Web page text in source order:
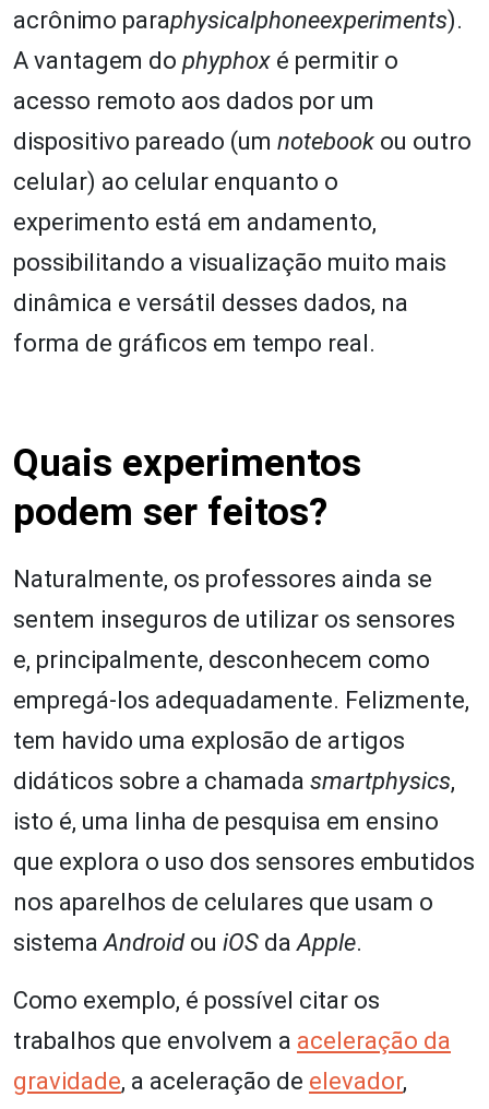
acrônimo paraphysicalphoneexperiments).
A vantagem do phyphox é permitir o
acesso remoto aos dados por um
dispositivo pareado (um notebook ou outro
celular) ao celular enquanto o
experimento está em andamento,
possibilitando a visualização muito mais
dinâmica e versátil desses dados, na
forma de gráficos em tempo real.
Quais experimentos
podem ser feitos?
Naturalmente, os professores ainda se
sentem inseguros de utilizar os sensores
e, principalmente, desconhecem como
empregá-los adequadamente. Felizmente,
tem havido uma explosão de artigos
didáticos sobre a chamada smartphysics,
isto é, uma linha de pesquisa em ensino
que explora o uso dos sensores embutidos
nos aparelhos de celulares que usam o
sistemaAndroidou iOS daApple.
Como exemplo, é possível citar os
trabalhos que envolvem a aceleração da
gravidade, a aceleração de elevador,